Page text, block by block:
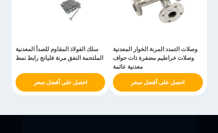
وصلات التمدد المرنة الخوار المعدنية
وصلات خراطيم مضفرة ذات حواف
معدنية عائمة
احصل على أفضل سعر
سلك الفولاذ المقاوم للصدأ المعدنية
الملتحمة النفق مرنة فليانج رابط نمط
احصل على أفضل سعر